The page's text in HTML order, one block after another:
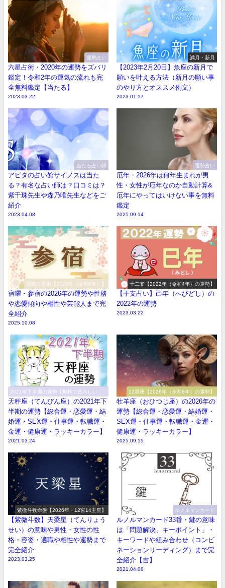
運勢占い
六星占術・2020年の運勢をズバリ
鑑定！令和2年の運気の流れも完
全無料鑑定【当たる】
2023.03.22
満月・新月
【2023年2月20日】魚座の新月で
願いを叶える方法（新月の願い事
のやり方とオススメ例文）
2023.01.17
当たる占い師
アピタの占い館サイノスは当た
る？有名な占い師は？口コミは？
紫千珠先生や森乃唯先生などをご
紹介
2023.04.08
運勢占い
厄年・2026年は何年生まれが男
性・女性が厄年なのか自動計算&
厄年にやってはいけない事を無料
鑑定
2025.09.14
宿曜占星術【2026年（令和8年）】
宿曜・参宿の2026年の運勢や性格
や恋愛傾向や相性や芸能人まで完
全紹介
2025.10.08
十二支【2022年（令和4年）の運勢】
【干支占い】己年（へびどし）の
2022年の運勢
2023.03.22
2021年下半期の運勢【無料で恐ろしい程
当たる！】
天秤座（てんびん座）の2021年下
半期の運勢【総合運・恋愛運・結
婚運・SEX運・仕事運・転職運・
金運・健康運・ラッキーカラー】
2021.03.24
12星座【2026年（令和8年）の運勢】
牡羊座（おひつじ座）の2026年の
運勢【総合運・恋愛運・結婚運・
SEX運・仕事運・転職運・金運・
健康運・ラッキーカラー】
2025.09.15
紫微斗数命盤【2026年・12宮14主星】
【紫微斗数】天梁星（てんりょう
せい）の意味や男性・女性の性
格・容姿・適職や相性や運勢まで
完全紹介
2023.03.25
ルノルマンカード
ルノルマンカード33番・鍵の意味
は「問題解決、キーポイント」・
キーワードや組み合わせ（コンビ
ネーションリーディング）まで完
全紹介【吉】
2021.04.08